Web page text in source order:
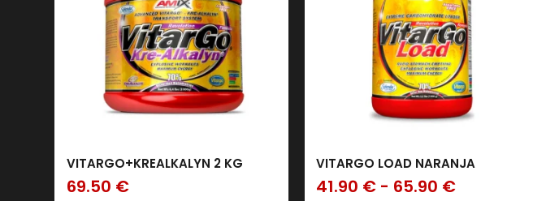
VITARGO+KREALKALYN 2 KG
69.50 €
VITARGO LOAD NARANJA
41.90 € - 65.90 €